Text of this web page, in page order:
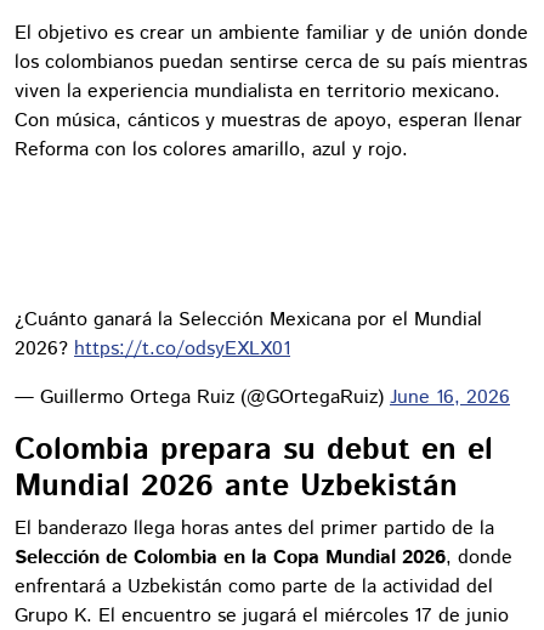
El objetivo es crear un ambiente familiar y de unión donde
los colombianos puedan sentirse cerca de su país mientras
viven la experiencia mundialista en territorio mexicano.
Con música, cánticos y muestras de apoyo, esperan llenar
Reforma con los colores amarillo, azul y rojo.
¿Cuánto ganará la Selección Mexicana por el Mundial
2026? https://t.co/odsyEXLX01
— Guillermo Ortega Ruiz (@GOrtegaRuiz) June 16, 2026
Colombia prepara su debut en el
Mundial 2026 ante Uzbekistán
El banderazo llega horas antes del primer partido de la
Selección de Colombia en la Copa Mundial 2026, donde
enfrentará a Uzbekistán como parte de la actividad del
Grupo K. El encuentro se jugará el miércoles 17 de junio